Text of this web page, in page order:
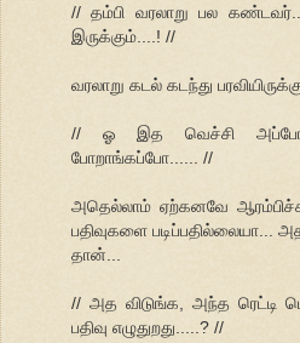
// தம்பி வரலாறு பல
இருக்கும்....! //
வரலாறு கடல் கடந்து
// ஓ இத வெச்சி அப்போ
போறாங்கப்போ...... //
அதெல்லாம் ஏற்கனவே
பதிவுகளை
தான்...
// அத விடுங்க, அந்த ரெட்டி
பதிவு எழுதுறது.....? //